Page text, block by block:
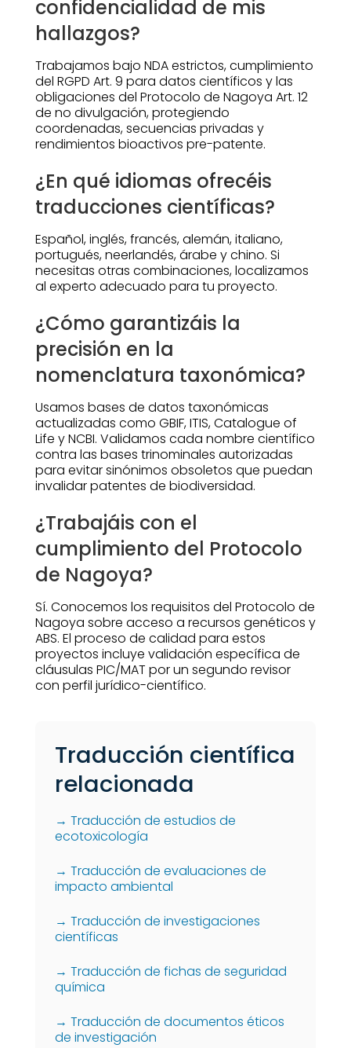
confidencialidad de mis
hallazgos?
Trabajamos bajo NDA estrictos, cumplimiento
del RGPD Art. 9 para datos científicos y las
obligaciones del Protocolo de Nagoya Art. 12
de no divulgación, protegiendo
coordenadas, secuencias privadas y
rendimientos bioactivos pre-patente.
¿En qué idiomas ofrecéis
traducciones científicas?
Español, inglés, francés, alemán, italiano,
portugués, neerlandés, árabe y chino. Si
necesitas otras combinaciones, localizamos
al experto adecuado para tu proyecto.
¿Cómo garantizáis la
precisión en la
nomenclatura taxonómica?
Usamos bases de datos taxonómicas
actualizadas como GBIF, ITIS, Catalogue of
Life y NCBI. Validamos cada nombre científico
contra las bases trinominales autorizadas
para evitar sinónimos obsoletos que puedan
invalidar patentes de biodiversidad.
¿Trabajáis con el
cumplimiento del Protocolo
de Nagoya?
Sí. Conocemos los requisitos del Protocolo de
Nagoya sobre acceso a recursos genéticos y
ABS. El proceso de calidad para estos
proyectos incluye validación específica de
cláusulas PIC/MAT por un segundo revisor
con perfil jurídico-científico.
Traducción científica
relacionada
→ Traducción de estudios de
ecotoxicología
→ Traducción de evaluaciones de
impacto ambiental
→ Traducción de investigaciones
científicas
→ Traducción de fichas de seguridad
química
→ Traducción de documentos éticos
de investigación